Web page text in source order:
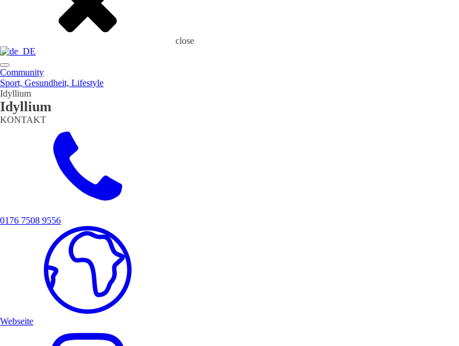
close
Community
Sport, Gesundheit, Lifestyle
Idyllium
Idyllium
KONTAKT
0176 7508 9556
Webseite